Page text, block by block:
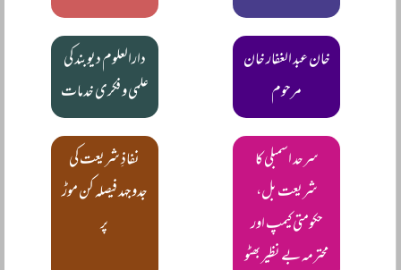
خان عبد الغفار خان
مرحوم
دارالعلوم دیوبند کی
علمی و فکری خدمات
سرحد اسمبلی کا
شریعت بل،
حکومتی کیمپ اور
محترمہ بے نظیر بھٹو
نفاذِ شریعت کی
جدوجہد فیصلہ کن موڑ
پر